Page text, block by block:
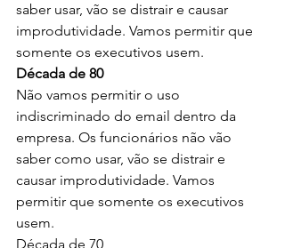
saber usar, vão se distrair e causar
improdutividade. Vamos permitir que
somente os executivos usem.
Década de 80
Não vamos permitir o uso
indiscriminado do email dentro da
empresa. Os funcionários não vão
saber como usar, vão se distrair e
causar improdutividade. Vamos
permitir que somente os executivos
usem.
Década de 70